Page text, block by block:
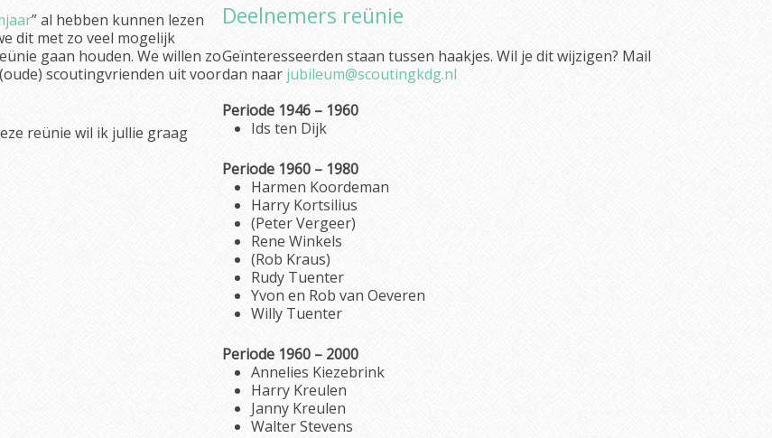
” al hebben kunnen lezen
dit met zo veel mogelijk
gaan houden. We willen zo
scoutingvrienden uit voor
reünie wil ik jullie graag
Deelnemers reünie
Geïnteresseerden staan tussen haakjes. Wil je dit wijzigen? Mail
dan naar jubileum@scoutingkdg.nl
Periode 1946 – 1960
Ids ten Dijk
Periode 1960 – 1980
Harmen Koordeman
Harry Kortsilius
(Peter Vergeer)
Rene Winkels
(Rob Kraus)
Rudy Tuenter
Yvon en Rob van Oeveren
Willy Tuenter
Periode 1960 – 2000
Annelies Kiezebrink
Harry Kreulen
Janny Kreulen
Walter Stevens